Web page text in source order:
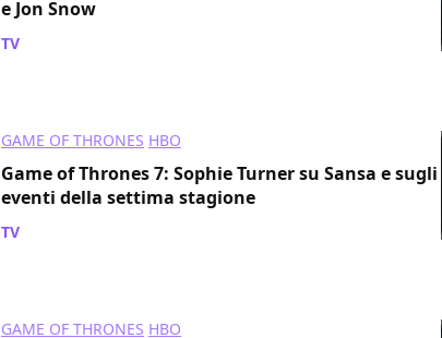
e Jon Snow
TV
GAME OF THRONES HBO
Game of Thrones 7: Sophie Turner su Sansa e sugli
eventi della settima stagione
TV
GAME OF THRONES HBO